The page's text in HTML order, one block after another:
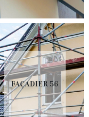
FAÇADIER 56